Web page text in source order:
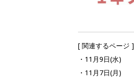
[ 関連するページ ]
・11月9日(水)
・11月7日(月)